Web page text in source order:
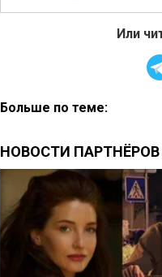
Или
Больше по теме: